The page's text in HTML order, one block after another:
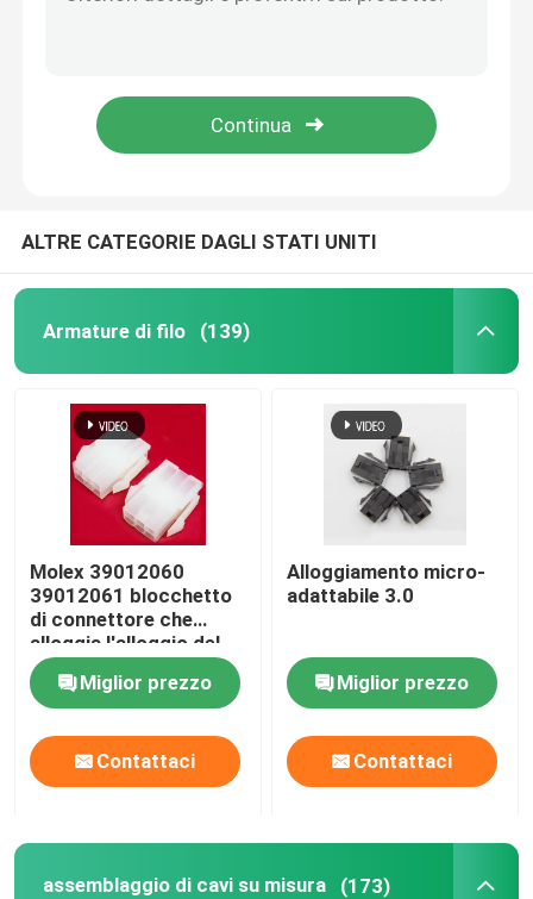
Cavi ad alta velocità
ALTRE CATEGORIE DAGLI STATI UNITI
Armature di filo (139)
Molex 39012060
39012061 blocchetto
di connettore che
alloggia l'alloggio del
connettore del
cablaggio del cavo
Miglior prezzo
Contattaci
Alloggiamento micro-
adattabile 3.0
Miglior prezzo
Contattaci
assemblaggio di cavi su misura (173)